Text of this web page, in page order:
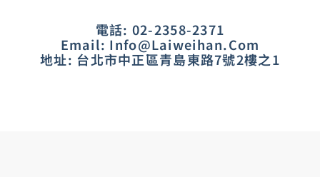
電話: 02-2358-2371
Email: Info@laiweihan.com
地址: 台北市中正區青島東路7號2樓之1